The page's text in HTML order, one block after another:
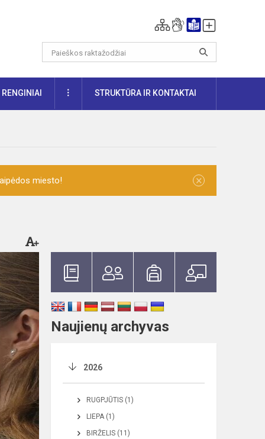
RENGINIAI DAUGIAUSTRUKTŪRA IR KONTAKTAI
miesto! ×
Naujienų archyvas
2026
RUGPJŪTIS (1)
LIEPA (1)
BIRŽELIS (11)